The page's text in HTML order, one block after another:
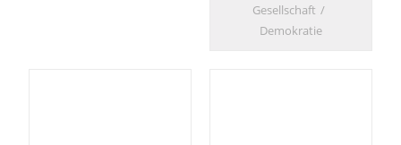
Gesellschaft
Demokratie